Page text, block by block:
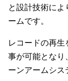
と設計技術によ
ームです。
レコードの再
事が可能となり
ーンアームシス